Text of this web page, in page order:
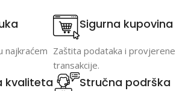
najkraćem
Sigurna kupovina
Zaštita podataka i provjerene
transakcije.
kvaliteta Stručna podrška